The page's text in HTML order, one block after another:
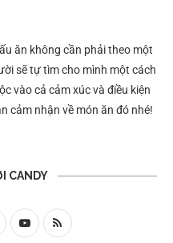
ăn không cần phải theo một
sẽ tự tìm cho mình một cách
vào cả cảm xúc và điều kiện
cảm nhận về món ăn đó nhé!
CANDY